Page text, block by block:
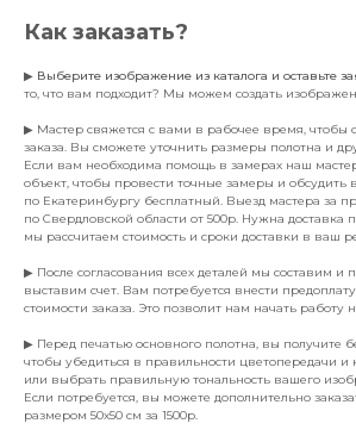
Как заказать?
▶ Выберите изображение из каталога и оставьте
то, что вам подходит? Мы можем создать
▶ Мастер свяжется с вами в рабочее время, чтобы
заказа. Вы сможете уточнить размеры полотна и
Если вам необходима помощь в замерах наш
объект, чтобы провести точные замеры и обсудить
по Екатеринбургу бесплатный. Выезд мастера за
по Свердловской области от 500р. Нужна доставка
мы рассчитаем стоимость и сроки доставки в ваш
▶ После согласования всех деталей мы составим и
выставим счет. Вам потребуется внести
стоимости заказа. Это позволит нам начать
▶ Перед печатью основного полотна, вы получите
чтобы убедиться в правильности цветопередачи и
или выбрать правильную тональность вашего
Если потребуется, вы можете дополнительно
размером 50х50 см за 1500р.